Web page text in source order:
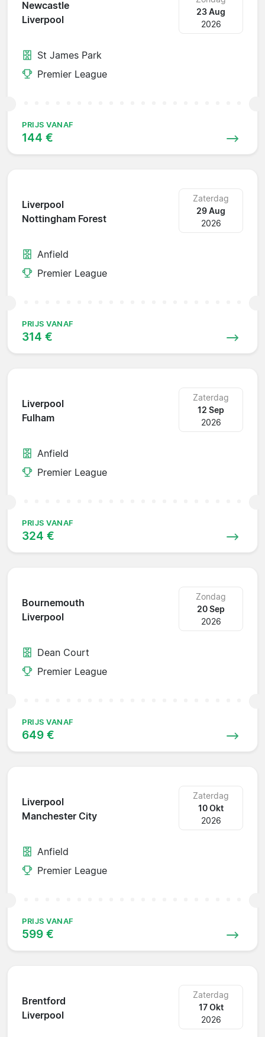
Newcastle
Liverpool
23 Aug
2026
St James Park
Premier League
PRIJS VANAF
144 €
Liverpool
Nottingham Forest
Zaterdag
29 Aug
2026
Anfield
Premier League
PRIJS VANAF
314 €
Liverpool
Fulham
Zaterdag
12 Sep
2026
Anfield
Premier League
PRIJS VANAF
324 €
Bournemouth
Liverpool
Zondag
20 Sep
2026
Dean Court
Premier League
PRIJS VANAF
649 €
Liverpool
Manchester City
Zaterdag
10 Okt
2026
Anfield
Premier League
PRIJS VANAF
599 €
Brentford
Liverpool
Zaterdag
17 Okt
2026